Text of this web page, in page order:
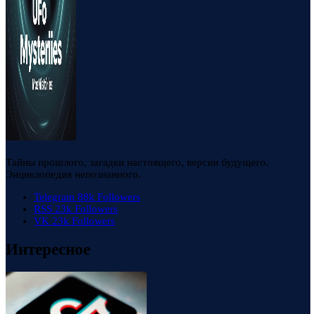
Тайны прошлого, загадки настоящего, версии будущего.
Энциклопедия непознанного.
Telegram 88k Followers
RSS 23k Followers
VK 23k Followers
Интересное